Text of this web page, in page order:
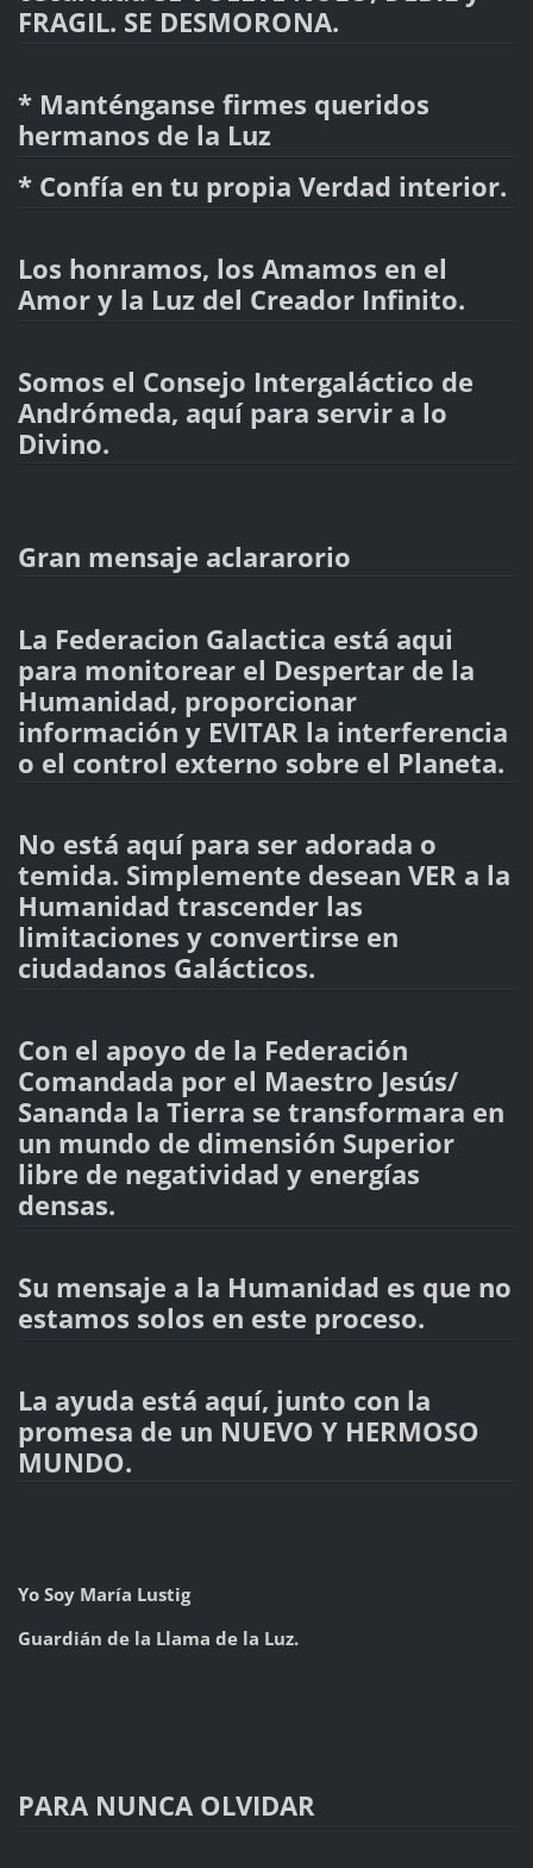
FRAGIL. SE DESMORONA.
* Manténganse firmes queridos
hermanos de la Luz
* Confía en tu propia Verdad interior.
Los honramos, los Amamos en el
Amor y la Luz del Creador Infinito.
Somos el Consejo Intergaláctico de
Andrómeda, aquí para servir a lo
Divino.
Gran mensaje aclararorio
La Federacion Galactica está aqui
para monitorear el Despertar de la
Humanidad, proporcionar
información y EVITAR la interferencia
o el control externo sobre el Planeta.
No está aquí para ser adorada o
temida. Simplemente desean VER a la
Humanidad trascender las
limitaciones y convertirse en
ciudadanos Galácticos.
Con el apoyo de la Federación
Comandada por el Maestro Jesús/
Sananda la Tierra se transformara en
un mundo de dimensión Superior
libre de negatividad y energías
densas.
Su mensaje a la Humanidad es que no
estamos solos en este proceso.
La ayuda está aquí, junto con la
promesa de un NUEVO Y HERMOSO
MUNDO.
Yo Soy María Lustig
Guardián de la Llama de la Luz.
PARA NUNCA OLVIDAR